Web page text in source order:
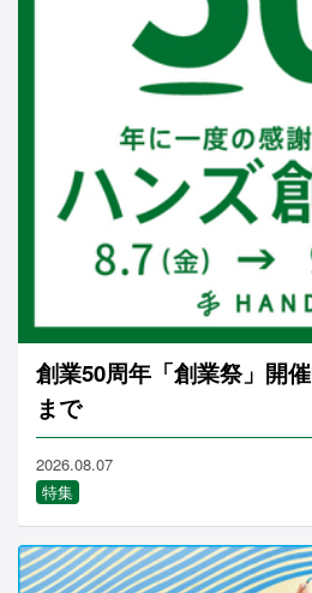
創業50周年「創業祭」開
まで
2026.08.07
特集